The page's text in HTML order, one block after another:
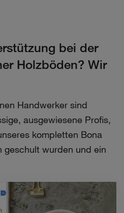
bei der
Holzböden? Wir
Handwerker sind
ausgewiesene Profis,
kompletten Bona
geschult wurden und ein